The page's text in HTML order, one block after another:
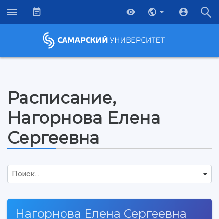
Об университете
Новости
Образование
Научно-исследовательская деятельность
Расписание,
Нагорнова Елена
Сергеевна
Поиск...
Нагорнова Елена Сергеевна